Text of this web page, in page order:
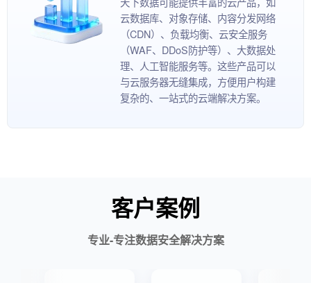
云数据库、对象存储、内容分发网络
（CDN）、负载均衡、云安全服务
（WAF、DDoS防护等）、大数据处
理、人工智能服务等。这些产品可以
与云服务器无缝集成，方便用户构建
复杂的、一站式的云端解决方案。
客户案例
专业-专注数据安全解决方案